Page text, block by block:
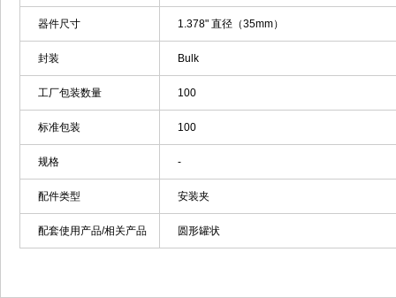
器件尺寸 1.378" 直径（35mm）
封装 Bulk
工厂包装数量 100
标准包装 100
规格 -
配件类型 安装夹
配套使用产品/相关产品 圆形罐状